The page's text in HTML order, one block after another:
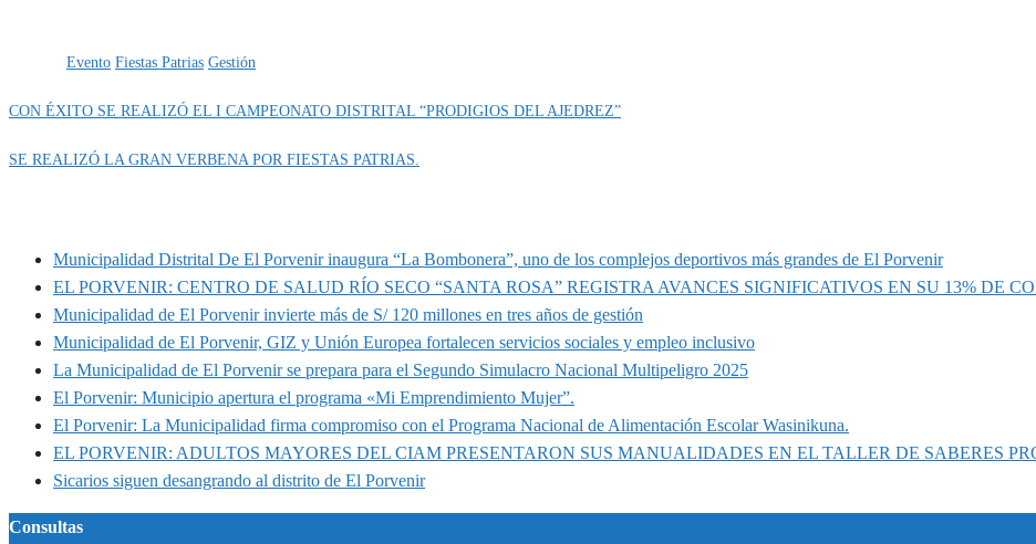
Evento Fiestas Patrias Gestión
CON ÉXITO SE REALIZÓ EL I CAMPEONATO DISTRITAL “PRODIGIOS DEL AJEDREZ”
SE REALIZÓ LA GRAN VERBENA POR FIESTAS PATRIAS.
Municipalidad Distrital De El Porvenir inaugura “La Bombonera”, uno de los complejos deportivos más grandes de El Porvenir
EL PORVENIR: CENTRO DE SALUD RÍO SECO “SANTA ROSA” REGISTRA AVANCES SIGNIFICATIVOS EN SU 13% DE
Municipalidad de El Porvenir invierte más de S/ 120 millones en tres años de gestión
Municipalidad de El Porvenir, GIZ y Unión Europea fortalecen servicios sociales y empleo inclusivo
La Municipalidad de El Porvenir se prepara para el Segundo Simulacro Nacional Multipeligro 2025
El Porvenir: Municipio apertura el programa «Mi Emprendimiento Mujer”.
El Porvenir: La Municipalidad firma compromiso con el Programa Nacional de Alimentación Escolar Wasinikuna.
EL PORVENIR: ADULTOS MAYORES DEL CIAM PRESENTARON SUS MANUALIDADES EN EL TALLER DE SABERES
Sicarios siguen desangrando al distrito de El Porvenir
Consultas